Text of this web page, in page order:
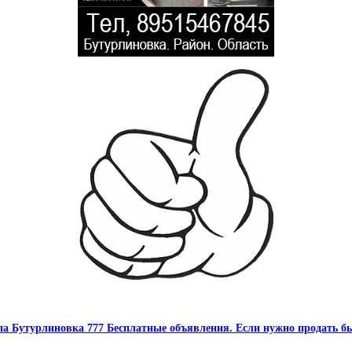
Бутурлиновка 777 Бесплатные объявления. Если нужно продать